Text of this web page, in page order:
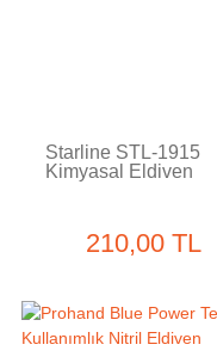
Starline STL-1915
Kimyasal Eldiven
210,00 TL